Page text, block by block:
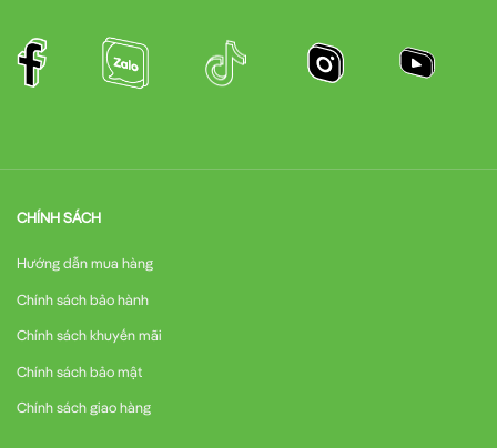
CHÍNH SÁCH
Hướng dẫn mua hàng
Chính sách bảo hành
Chính sách khuyến mãi
Chính sách bảo mật
Chính sách giao hàng